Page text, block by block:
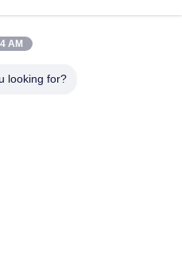
de zinc en acier de tube
Causez Maintenant
AM
looking for?